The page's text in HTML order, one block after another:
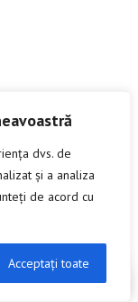
dvs. de
și a analiza
de acord cu
Acceptați toate